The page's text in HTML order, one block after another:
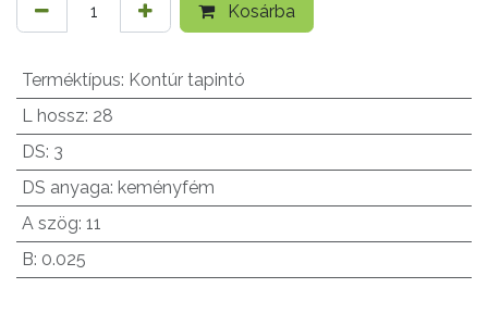
Kosárba
Terméktípus: Kontúr tapintó
L hossz: 28
DS: 3
DS anyaga: keményfém
A szög: 11
B: 0.025